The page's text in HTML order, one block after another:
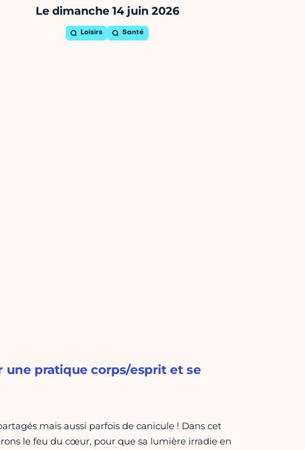
Le dimanche 14 juin 2026
Loisirs Santé
une pratique corps/esprit et se
mais aussi parfois de canicule ! Dans cet
le feu du cœur, pour que sa lumière irradie en